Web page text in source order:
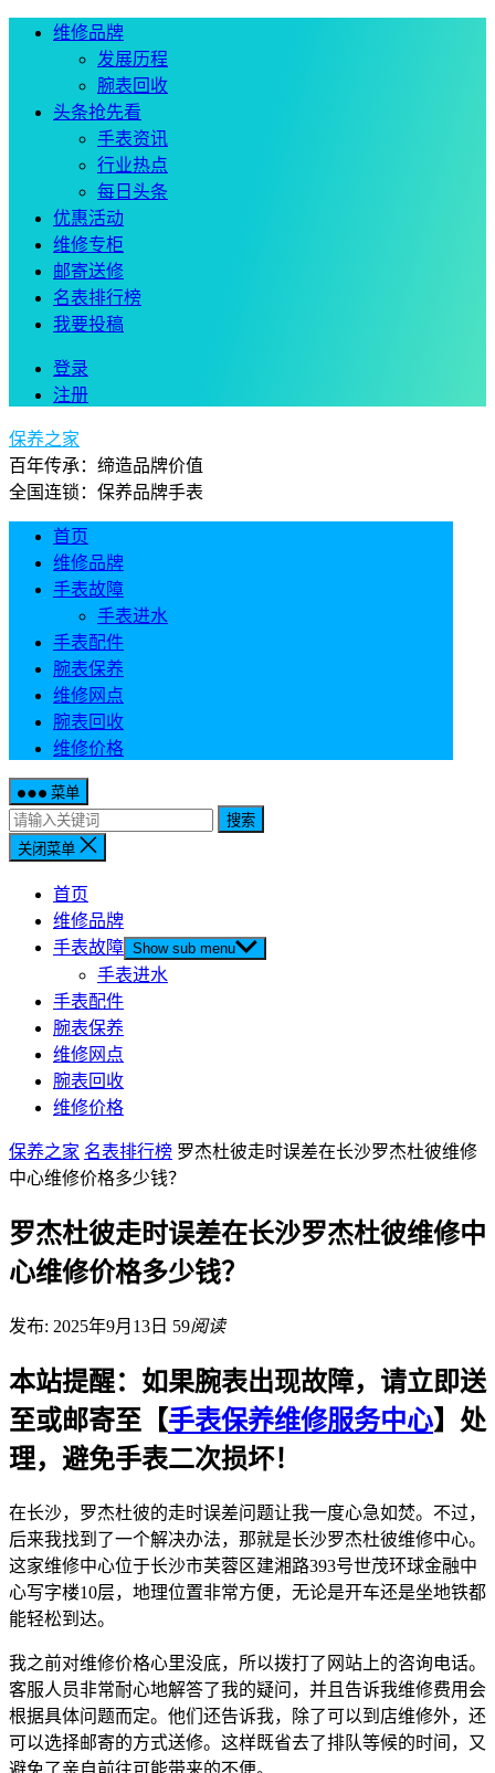
维修品牌
发展历程
腕表回收
头条抢先看
手表资讯
行业热点
每日头条
优惠活动
维修专柜
邮寄送修
名表排行榜
我要投稿
登录
注册
保养之家
百年传承：缔造品牌价值
全国连锁：保养品牌手表
首页
维修品牌
手表故障
手表进水
手表配件
腕表保养
维修网点
腕表回收
维修价格
菜单
搜索
关闭菜单
首页
维修品牌
手表故障 Show sub menu
手表进水
手表配件
腕表保养
维修网点
腕表回收
维修价格
保养之家 名表排行榜 罗杰杜彼走时误差在长沙罗杰杜彼维修
中心维修价格多少钱？
罗杰杜彼走时误差在长沙罗杰杜彼维修中
心维修价格多少钱？
发布: 2025年9月13日 59阅读
本站提醒：如果腕表出现故障，请立即送
至或邮寄至【手表保养维修服务中心】处
理，避免手表二次损坏！
在长沙，罗杰杜彼的走时误差问题让我一度心急如焚。不过，
后来我找到了一个解决办法，那就是长沙罗杰杜彼维修中心。
这家维修中心位于长沙市芙蓉区建湘路393号世茂环球金融中
心写字楼10层，地理位置非常方便，无论是开车还是坐地铁都
能轻松到达。
我之前对维修价格心里没底，所以拨打了网站上的咨询电话。
客服人员非常耐心地解答了我的疑问，并且告诉我维修费用会
根据具体问题而定。他们还告诉我，除了可以到店维修外，还
可以选择邮寄的方式送修。这样既省去了排队等候的时间，又
避免了亲自前往可能带来的不便。